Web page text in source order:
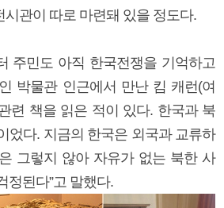
시관이 따로 마련돼 있을 정도다.
주민도 아직 한국전쟁을 기억하고
박물관 인근에서 만난 킴 캐런(여
련 책을 읽은 적이 있다. 한국과 북
었다. 지금의 한국은 외국과 교류하
그렇지 않아 자유가 없는 북한 사
정된다”고 말했다.